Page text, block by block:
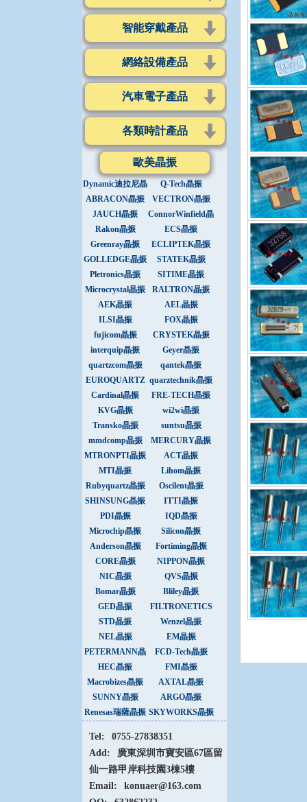
智能穿戴產品
網絡設備產品
汽車電子產品
各類時計產品
歐美晶振
Dynamic迪拉尼晶
振
Q-Tech晶振
ABRACON晶振
VECTRON晶振
JAUCH晶振
ConnorWinfield晶
振
Rakon晶振
ECS晶振
Greenray晶振
ECLIPTEK晶振
GOLLEDGE晶振
STATEK晶振
Pletronics晶振
SITIME晶振
Microcrystal晶振
RALTRON晶振
AEK晶振
AEL晶振
ILSI晶振
FOX晶振
fujicom晶振
CRYSTEK晶振
interquip晶振
Geyer晶振
quartzcom晶振
qantek晶振
EUROQUARTZ
晶振
quarztechnik晶振
Cardinal晶振
FRE-TECH晶振
KVG晶振
wi2wi晶振
Transko晶振
suntsu晶振
mmdcomp晶振
MERCURY晶振
MTRONPTI晶振
ACT晶振
MTI晶振
Lihom晶振
Rubyquartz晶振
Oscilent晶振
SHINSUNG晶振
ITTI晶振
PDI晶振
IQD晶振
Microchip晶振
Silicon晶振
Anderson晶振
Fortiming晶振
CORE晶振
NIPPON晶振
NIC晶振
QVS晶振
Bomar晶振
Bliley晶振
GED晶振
FILTRONETICS
晶振
STD晶振
Wenzel晶振
NEL晶振
EM晶振
PETERMANN晶
振
FCD-Tech晶振
HEC晶振
FMI晶振
Macrobizes晶振
AXTAL晶振
SUNNY晶振
ARGO晶振
Renesas瑞薩晶振 SKYWORKS晶振
Tel:
0755-27838351
Add:
廣東深圳市寶安區67區留
仙一路甲岸科技園3棟5樓
Email:
konuaer@163.com